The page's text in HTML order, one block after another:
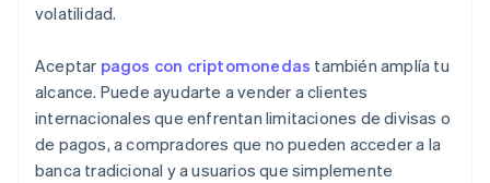
volatilidad.
Aceptar pagos con criptomonedas también amplía tu
alcance. Puede ayudarte a vender a clientes
internacionales que enfrentan limitaciones de divisas o
de pagos, a compradores que no pueden acceder a la
banca tradicional y a usuarios que simplemente